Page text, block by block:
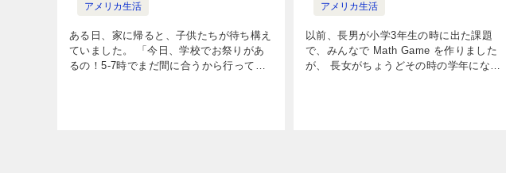
アメリカ生活
ある日、家に帰ると、子供たちが待ち構え
ていました。 「今日、学校でお祭りがあ
るの！5-7時でまだ間に合うから行っても
アメリカ生活
以前、長男が小学3年生の時に出た課題
で、みんなで Math Game を作りました
が、 長女がちょうどその時の学年にな